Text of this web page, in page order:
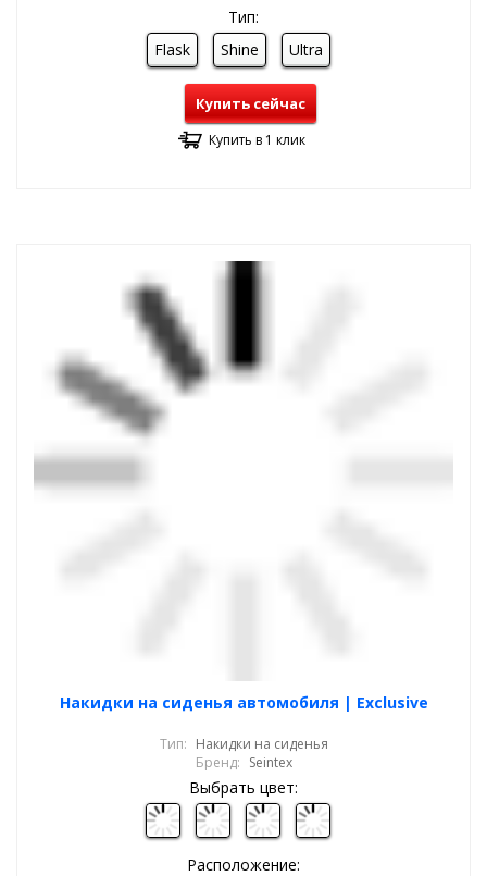
Тип:
Flask
Shine Ultra
Купить сейчас
Купить в 1 клик
Накидки на сиденья автомобиля | Exclusive
Тип: Накидки на сиденья
Бренд: Seintex
Выбрать цвет:
Расположение: